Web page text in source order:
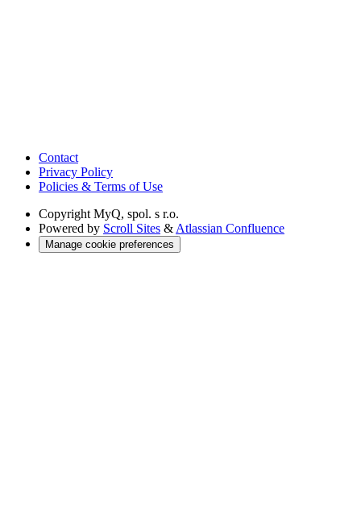
Contact
Privacy Policy
Policies & Terms of Use
Copyright MyQ, spol. s r.o.
Powered by Scroll Sites & Atlassian Confluence
Manage cookie preferences